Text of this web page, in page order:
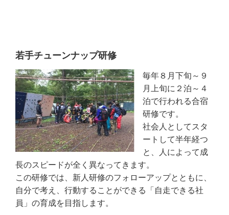
若手チューンナップ研修
毎年８月下旬～９
月上旬に２泊～４
泊で行われる合宿
研修です。
社会人としてスタ
ートして半年経つ
と、人によって成
長のスピードが全く異なってきます。
この研修では、新人研修のフォローアップとともに、
自分で考え、行動することができる「自走できる社
員」の育成を目指します。